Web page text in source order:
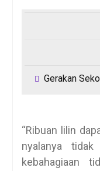
Gerakan
“Ribuan lilin
nyalanya
kebahagiaan